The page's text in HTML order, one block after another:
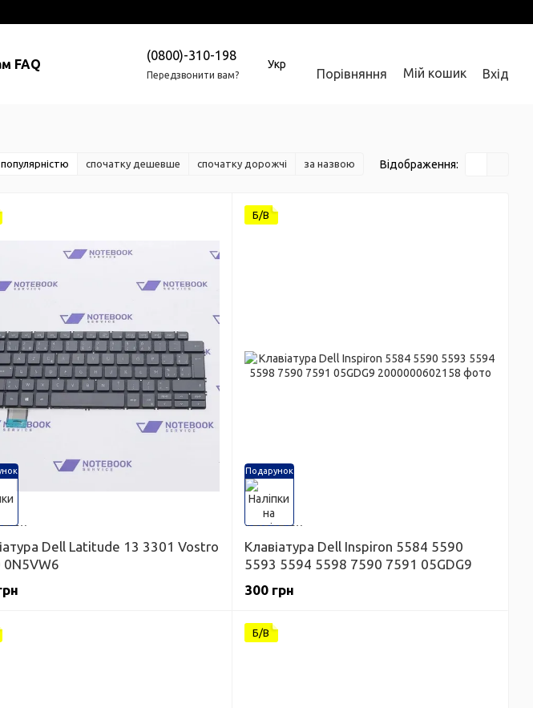
FAQ
(0800)-310-198
Передзвонити вам?
Укр
Порівняння Мій кошик Вхід
популярністю спочатку дешевше спочатку дорожчі за назвою Відображення:
Dell Latitude 13 3301 Vostro
0N5VW6
Подарунок
Б/В
Клавіатура Dell Inspiron 5584 5590
5593 5594 5598 7590 7591 05GDG9
300 грн
Б/В